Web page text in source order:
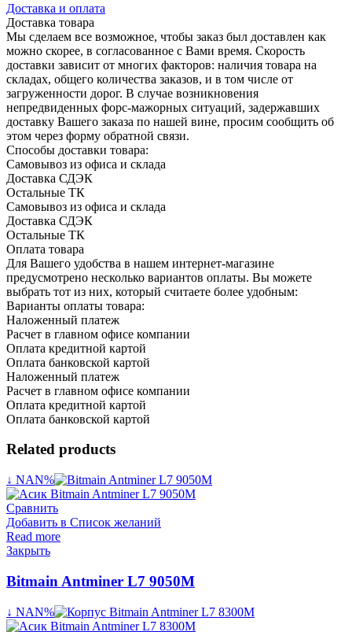
Доставка и оплата
Доставка товара
Мы сделаем все возможное, чтобы заказ был доставлен как
можно скорее, в согласованное с Вами время. Скорость
доставки зависит от многих факторов: наличия товара на
складах, общего количества заказов, и в том числе от
загруженности дорог. В случае возникновения
непредвиденных форс-мажорных ситуаций, задержавших
доставку Вашего заказа по нашей вине, просим сообщить об
этом через форму обратной связи.
Способы доставки товара:
Самовывоз из офиса и склада
Доставка СДЭК
Остальные ТК
Самовывоз из офиса и склада
Доставка СДЭК
Остальные ТК
Оплата товара
Для Вашего удобства в нашем интернет-магазине
предусмотрено несколько вариантов оплаты. Вы можете
выбрать тот из них, который считаете более удобным:
Варианты оплаты товара:
Наложенный платеж
Расчет в главном офисе компании
Оплата кредитной картой
Оплата банковской картой
Наложенный платеж
Расчет в главном офисе компании
Оплата кредитной картой
Оплата банковской картой
Related products
↓ NAN%
Сравнить
Добавить в Список желаний
Read more
Закрыть
Bitmain Antminer L7 9050M
↓ NAN%